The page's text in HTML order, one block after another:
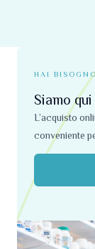
HAI
Siamo
L’acquisto
conveniente